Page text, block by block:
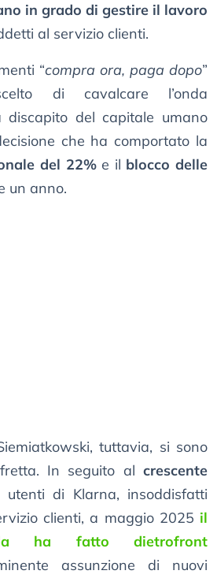
in grado di gestire il lavoro
al servizio clienti.
“compra ora, paga dopo”
di cavalcare l’onda
discapito del capitale umano
che ha comportato la
del 22%e il blocco delle
un anno.
tuttavia, si sono
In seguito al crescente
utenti di Klarna, insoddisfatti
clienti, a maggio 2025 il
ha fatto dietrofront
assunzione di nuovi